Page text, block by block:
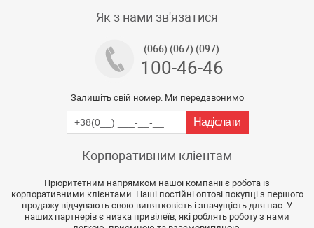
Як з нами зв'язатися
(066) (067) (097)
100-46-46
Залишіть свій номер. Ми передзвонимо
Корпоративним кліентам
Пріоритетним напрямком нашої компанії є робота із
корпоративними клієнтами. Наші постійні оптові покупці з першого
продажу відчувають свою винятковість і значущість для нас. У
наших партнерів є низка привілеїв, які роблять роботу з нами